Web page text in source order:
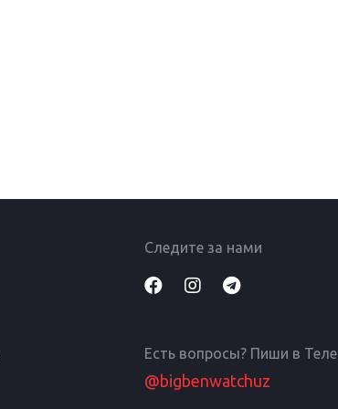
Следите за нами
Есть вопросы? Пиши в
@bigbenwatchuz